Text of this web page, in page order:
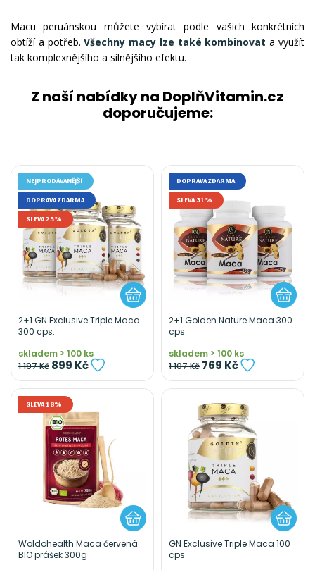
Macu peruánskou můžete vybírat podle vašich konkrétních
obtíží a potřeb.Všechny macy lze také kombinovat a využít
tak komplexnějšího a silnějšího efektu.
Z naší nabídky na DoplňVitamin.cz
doporučujeme:
NEJPRODÁVANĚJŠÍ
DOPRAVA ZDARMA
SLEVA 25%
2+1 GN Exclusive Triple Maca
300 cps.
skladem > 100 ks
1 197 Kč 899 Kč
DOPRAVA ZDARMA
SLEVA 31%
2+1 Golden Nature Maca 300
cps.
skladem > 100 ks
1 107 Kč 769 Kč
SLEVA 18%
Woldohealth Maca červená
BIO prášek 300g
GN Exclusive Triple Maca 100
cps.